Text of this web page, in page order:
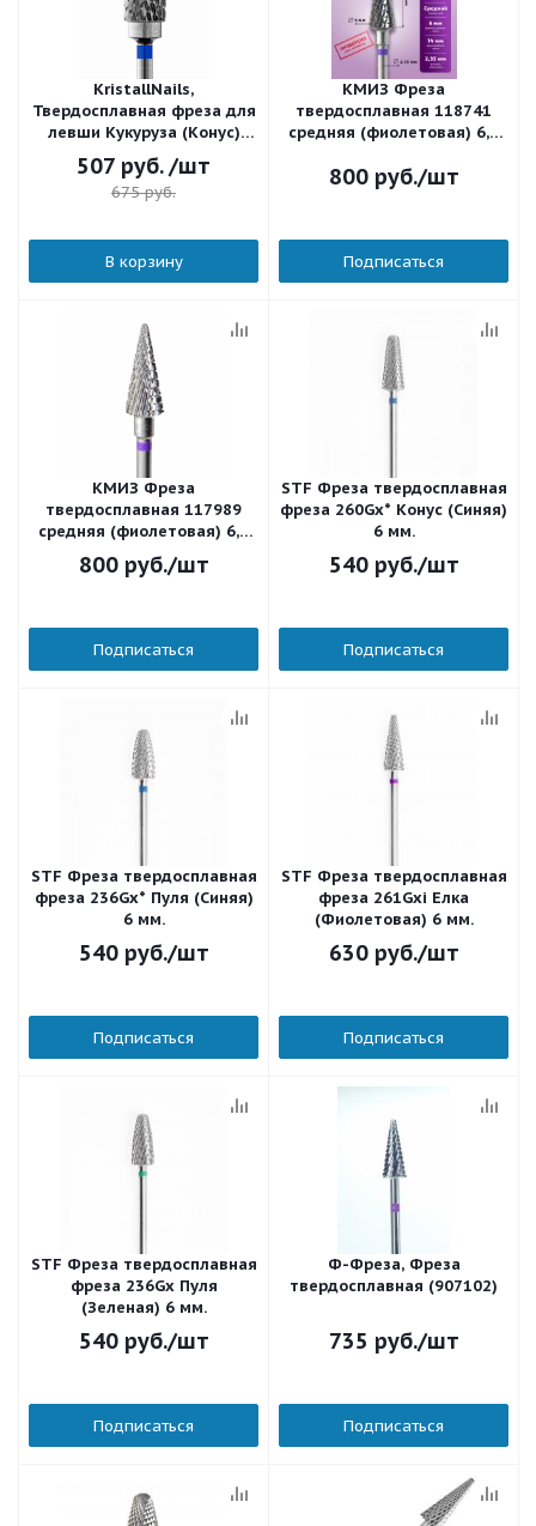
KristallNails,
Твердосплавная фреза для
левши Кукуруза (Конус)
Средняя (Синяя и
Фиолетовая) 13236
507 руб. /шт
675руб.
В корзину
КМИЗ Фреза
твердосплавная 118741
средняя (фиолетовая) 6,0
800руб./шт
Подписаться
КМИЗ Фреза
твердосплавная 117989
средняя (фиолетовая) 6,0
мм.
800руб./шт
Подписаться
STF Фреза твердосплавная
фреза 260Gx* Конус (Синяя)
6 мм.
540руб./шт
Подписаться
STF Фреза твердосплавная
фреза 236Gx* Пуля (Синяя)
6 мм.
540руб./шт
Подписаться
STF Фреза твердосплавная
фреза 261Gxi Елка
(Фиолетовая) 6 мм.
630руб./шт
Подписаться
STF Фреза твердосплавная
фреза 236Gx Пуля
(Зеленая) 6 мм.
540руб./шт
Подписаться
Ф-Фреза, Фреза
твердосплавная (907102)
735 руб./шт
Подписаться